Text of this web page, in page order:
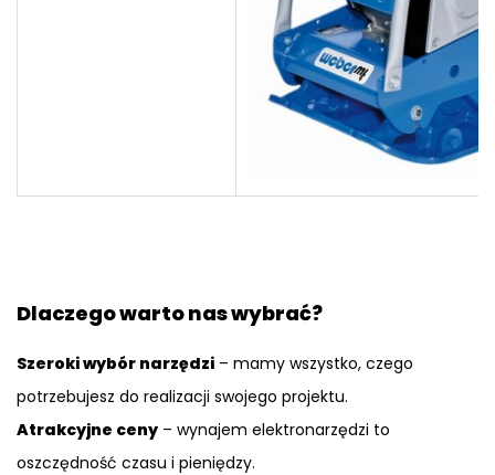
Dlaczego warto nas wybrać?
Szeroki wybór narzędzi – mamy wszystko, czego
potrzebujesz do realizacji swojego projektu.
Atrakcyjne ceny – wynajem elektronarzędzi to
oszczędność czasu i pieniędzy.